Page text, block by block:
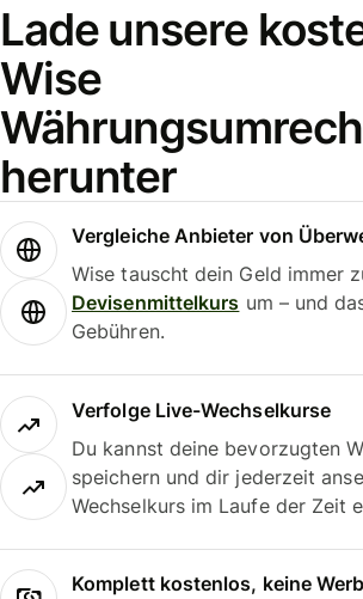
Lade unsere
Wise
herunter
Vergleiche Anbieter von
Wise tauscht dein Geld immer
Devisenmittelkurs um – und
Gebühren.
Verfolge Live-Wechselkurse
Du kannst deine bevorzugten
speichern und dir jederzeit
Wechselkurs im Laufe der Zeit
Komplett kostenlos, keine